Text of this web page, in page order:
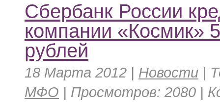
Сбербанк России
компании «Космик»
рублей
18 Марта 2012 | Новости |
МФО | Просмотров: 2080 |